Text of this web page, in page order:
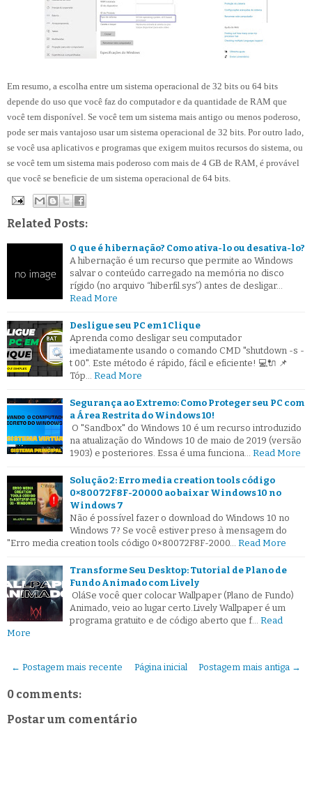
Em resumo, a escolha entre um sistema operacional de 32 bits ou 64 bits
depende do uso que você faz do computador e da quantidade de RAM que
você tem disponível. Se você tem um sistema mais antigo ou menos poderoso,
pode ser mais vantajoso usar um sistema operacional de 32 bits. Por outro lado,
se você usa aplicativos e programas que exigem muitos recursos do sistema, ou
se você tem um sistema mais poderoso com mais de 4 GB de RAM, é provável
que você se beneficie de um sistema operacional de 64 bits.
Related Posts:
O que é hibernação? Como ativa-lo ou desativa-lo?
A hibernação é um recurso que permite ao Windows
salvar o conteúdo carregado na memória no disco
rígido (no arquivo “hiberfil.sys”) antes de desligar…
Read More
Desligue seu PC em 1 Clique
Aprenda como desligar seu computador
imediatamente usando o comando CMD "shutdown -s -
t 00". Este método é rápido, fácil e eficiente! 💻🔌 📌
Tóp… Read More
Segurança ao Extremo: Como Proteger seu PC com
a Área Restrita do Windows 10!
O "Sandbox" do Windows 10 é um recurso introduzido
na atualização do Windows 10 de maio de 2019 (versão
1903) e posteriores. Essa é uma funciona… Read More
Solução 2: Erro media creation tools código
0×80072F8F-20000 ao baixar Windows 10 no
Windows 7
Não é possível fazer o download do Windows 10 no
Windows 7? Se você estiver preso à mensagem do
"Erro media creation tools código 0×80072F8F-2000… Read More
Transforme Seu Desktop: Tutorial de Plano de
Fundo Animado com Lively
OláSe você quer colocar Wallpaper (Plano de Fundo)
Animado, veio ao lugar certo.Lively Wallpaper é um
programa gratuito e de código aberto que f… Read
More
← Postagem mais recente Postagem mais antiga →
Página inicial
0 comments:
Postar um comentário